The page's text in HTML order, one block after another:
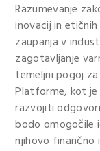
Razumevanje
inovacij in
zaupanja v
zagotavljanje
temeljni pogoj
Platforme, kot
razvojiti
bodo omogočile
njihovo finančno